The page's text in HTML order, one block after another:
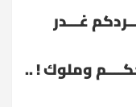
غـــدر
وملوك ! ..